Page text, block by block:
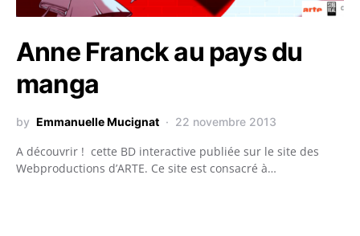
Anne Franck au pays du
manga
by Emmanuelle Mucignat 22 novembre 2013
A découvrir ! cette BD interactive publiée sur le site des
Webproductions d’ARTE. Ce site est consacré à…